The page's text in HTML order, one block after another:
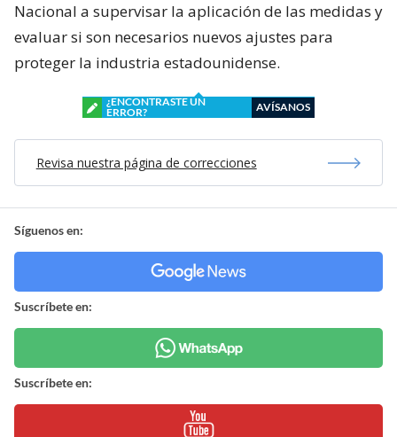
Nacional a supervisar la aplicación de las medidas y
evaluar si son necesarios nuevos ajustes para
proteger la industria estadounidense.
¿ENCONTRASTE UN
ERROR?
AVÍSANOS
Revisa nuestra página de correcciones
Síguenos en:
Suscríbete en:
Suscríbete en: